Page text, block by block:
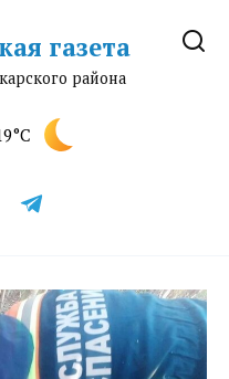
газета
района